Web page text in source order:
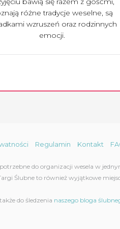
różne tradycje weselne, są
wzruszeń oraz rodzinnych
emocji.
Regulamin Kontakt
do organizacji wesela w
Ślubne to również wyjątkowe
do śledzenia naszego bloga